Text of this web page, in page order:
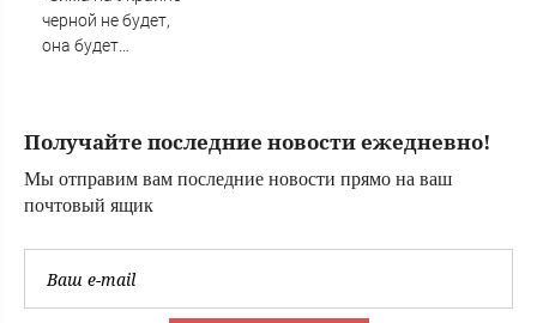
черной не будет,
она будет
киевлян, даже
готовы
капитулировать
Получайте последние новости ежедневно!
Мы отправим вам последние новости прямо на ваш
почтовый ящик